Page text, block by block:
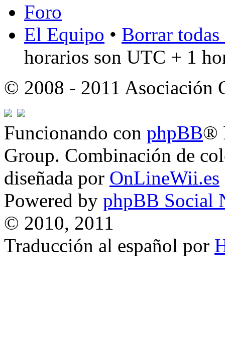
Foro
El Equipo • Borrar
horarios son UTC + 1
© 2008 - 2011 Asociación
Funcionando con phpBB®
Group. Combinación de
diseñada por OnLineWii.es
Powered by phpBB Social
© 2010, 2011
Traducción al español por